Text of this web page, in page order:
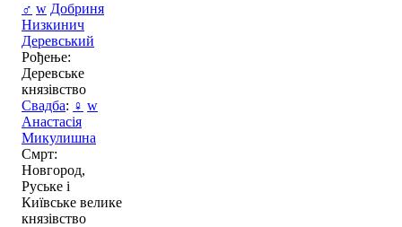
♂ w Добриня
Низкинич
Деревський
Рођење:
Деревське
князівство
Свадба: ♀ w
Анастасія
Микулишна
Смрт:
Новгород,
Руське і
Київське велике
князівство